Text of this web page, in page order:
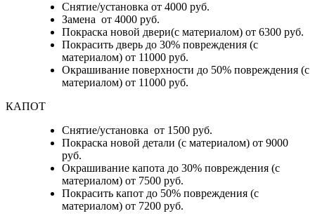
Снятие/установка от 4000 руб.
Замена от 4000 руб.
Покраска новой двери(с материалом) от 6300 руб.
Покрасить дверь до 30% повреждения (с
материалом) от 11000 руб.
Окрашивание поверхности до 50% повреждения (с
материалом) от 11000 руб.
КАПОТ
Снятие/установка от 1500 руб.
Покраска новой детали (с материалом) от 9000
руб.
Окрашивание капота до 30% повреждения (с
материалом) от 7500 руб.
Покрасить капот до 50% повреждения (с
материалом) от 7200 руб.